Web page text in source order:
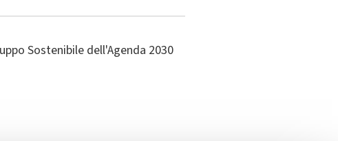
Sostenibile dell'Agenda 2030